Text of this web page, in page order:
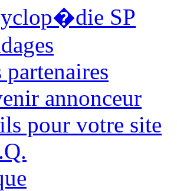
SP
partenaires
annonceur
pour votre site